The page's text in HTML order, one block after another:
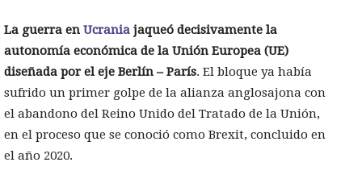
La guerra en Ucrania jaqueó decisivamente la
autonomía económica de la Unión Europea (UE)
diseñada por el eje Berlín – París. El bloque ya había
sufrido un primer golpe de la alianza anglosajona con
el abandono del Reino Unido del Tratado de la Unión,
en el proceso que se conoció como Brexit, concluido en
el año 2020.